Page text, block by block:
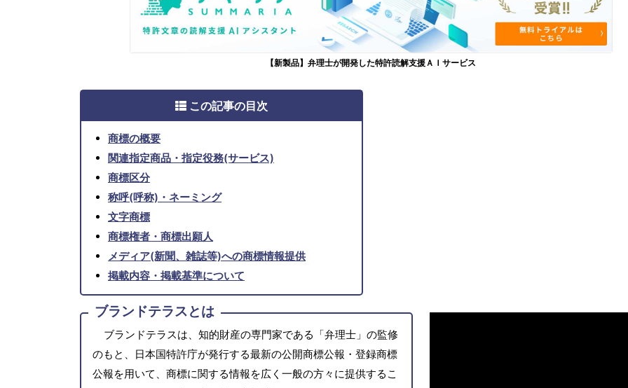
【新製品】弁理士が開発した特許読解支援ＡＩサービス
この記事の目次
商標の概要
関連指定商品・指定役務(サービス)
商標区分
称呼(呼称)・ネーミング
文字商標
商標権者・商標出願人
メディア(新聞、雑誌等)への商標情報提供
掲載内容・掲載基準について
ブランドテラスとは
ブランドテラスは、知的財産の専門家である「弁理士」の監修
のもと、日本国特許庁が発行する最新の公開商標公報・登録商標
公報を用いて、商標に関する情報を広く一般の方々に提供するこ